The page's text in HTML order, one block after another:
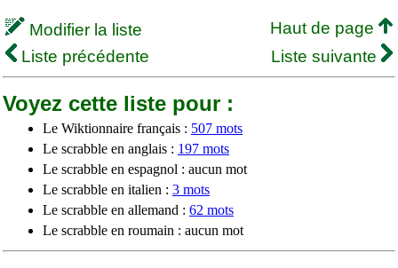
Modifier la liste
Haut de page
Liste précédente
Liste suivante
Voyez cette liste pour :
Le Wiktionnaire français : 507 mots
Le scrabble en anglais : 197 mots
Le scrabble en espagnol : aucun mot
Le scrabble en italien : 3 mots
Le scrabble en allemand : 62 mots
Le scrabble en roumain : aucun mot